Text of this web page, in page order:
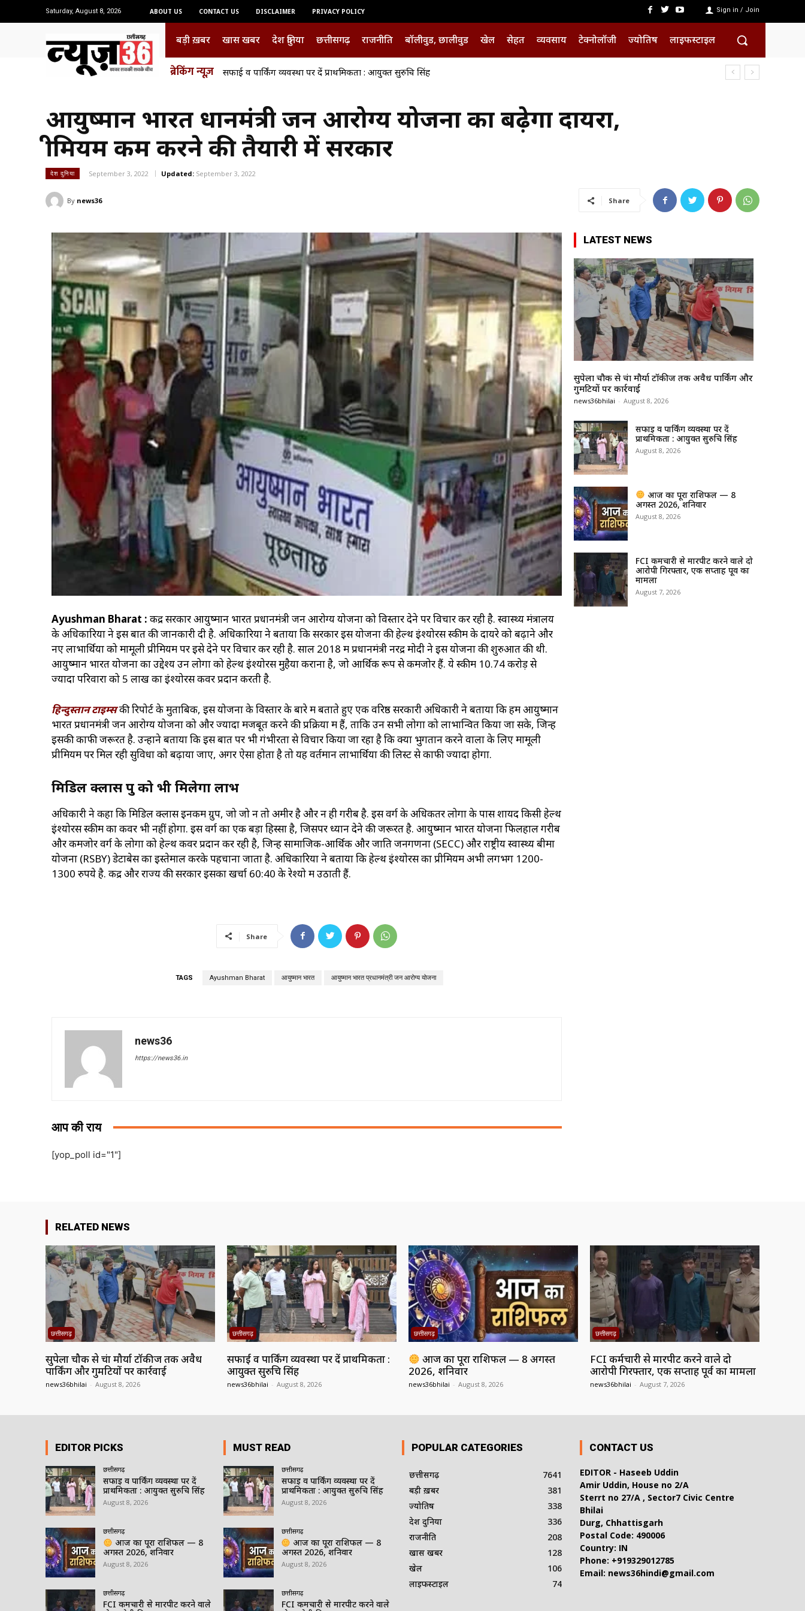
Saturday, August 8, 2026 ABOUT US CONTACT US DISCLAIMER PRIVACY POLICY Sign in / Join
बड़ी ख़बर खास खबर देश दुनिया छत्तीसगढ़ राजनीति बॉलीवुड, छालीवुड खेल सेहत व्यवसाय टेक्नोलॉजी ज्योतिष लाइफस्टाइल
ब्रेकिंग न्यूज़ आज का पूरा राशिफल — 8 अगस्त 2026, शनिवार
आयुष्मान भारत प्रधानमंत्री जन आरोग्य योजना का बढ़ेगा दायरा,
प्रीमियम कम करने की तैयारी में सरकार
देश दुनिया September 3, 2022 Updated: September 3, 2022
By news36 Share
Ayushman Bharat : केंद्र सरकार आयुष्मान भारत प्रधानमंत्री जन आरोग्य योजना को विस्तार देने पर विचार कर रही है. स्वास्थ्य मंत्रालय
के अधिकारियों ने इस बात की जानकारी दी है. अधिकारियों ने बताया कि सरकार इस योजना की हेल्थ इंश्योरेंस स्कीम के दायरे को बढ़ाने और
नए लाभार्थियों को मामूली प्रीमियम पर इसे देने पर विचार कर रही है. साल 2018 में प्रधानमंत्री नरेंद्र मोदी ने इस योजना की शुरुआत की थी.
आयुष्मान भारत योजना का उद्देश्य उन लोगों को हेल्थ इंश्योरेंस मुहैया कराना है, जो आर्थिक रूप से कमजोर हैं. ये स्कीम 10.74 करोड़ से
ज्यादा परिवारों को 5 लाख का इंश्योरेंस कवर प्रदान करती है.
हिन्दुस्तान टाइम्सकी रिपोर्ट के मुताबिक, इस योजना के विस्तार के बारे में बताते हुए एक वरिष्ठ सरकारी अधिकारी ने बताया कि हम आयुष्मान
भारत प्रधानमंत्री जन आरोग्य योजना को और ज्यादा मजबूत करने की प्रक्रिया में हैं, ताकि उन सभी लोगों को लाभान्वित किया जा सके, जिन्हें
इसकी काफी जरूरत है. उन्होंने बताया कि इस बात पर भी गंभीरता से विचार किया जा रहा है कि क्या भुगतान करने वालों के लिए मामूली
प्रीमियम पर मिल रही सुविधा को बढ़ाया जाए, अगर ऐसा होता है तो यह वर्तमान लाभार्थियों की लिस्ट से काफी ज्यादा होगा.
मिडिल क्लास ग्रुप को भी मिलेगा लाभ
अधिकारी ने कहा कि मिडिल क्लास इनकम ग्रुप, जो जो न तो अमीर है और न ही गरीब है. इस वर्ग के अधिकतर लोगों के पास शायद किसी हेल्थ
इंश्योरेंस स्कीम का कवर भी नहीं होगा. इस वर्ग का एक बड़ा हिस्सा है, जिसपर ध्यान देने की जरूरत है. आयुष्मान भारत योजना फिलहाल गरीब
और कमजोर वर्ग के लोगों को हेल्थ कवर प्रदान कर रही है, जिन्हें सामाजिक-आर्थिक और जाति जनगणना (SECC) और राष्ट्रीय स्वास्थ्य बीमा
योजना (RSBY) डेटाबेस का इस्तेमाल करके पहचाना जाता है. अधिकारियों ने बताया कि हेल्थ इंश्योरेंस का प्रीमियम अभी लगभग 1200-
1300 रुपये है. केंद्र और राज्य की सरकारें इसका खर्चा 60:40 के रेश्यो में उठाती हैं.
Share
TAGS Ayushman Bharat आयुष्मान भारत आयुष्मान भारत प्रधानमंत्री जन आरोग्य योजना
news36
https://news36.in
आप की राय
[yop_poll id="1"]
LATEST NEWS
सुपेला चौक से चंद्रा मौर्या टॉकीज तक अवैध पार्किंग और
गुमटियों पर कार्रवाई
news36bhilai - August 8, 2026
सफाई व पार्किंग व्यवस्था पर दें
प्राथमिकता : आयुक्त सुरुचि सिंह
August 8, 2026
आज का पूरा राशिफल — 8
अगस्त 2026, शनिवार
August 8, 2026
FCI कर्मचारी से मारपीट करने वाले दो
आरोपी गिरफ्तार, एक सप्ताह पूर्व का
मामला
August 7, 2026
RELATED NEWS
छत्तीसगढ़
सुपेला चौक से चंद्रा मौर्या टॉकीज तक अवैध
पार्किंग और गुमटियों पर कार्रवाई
news36bhilai - August 8, 2026
छत्तीसगढ़
सफाई व पार्किंग व्यवस्था पर दें प्राथमिकता :
आयुक्त सुरुचि सिंह
news36bhilai - August 8, 2026
छत्तीसगढ़
आज का पूरा राशिफल — 8 अगस्त
2026, शनिवार
news36bhilai - August 8, 2026
छत्तीसगढ़
FCI कर्मचारी से मारपीट करने वाले दो
आरोपी गिरफ्तार, एक सप्ताह पूर्व का मामला
news36bhilai - August 7, 2026
EDITOR PICKS
छत्तीसगढ़
सफाई व पार्किंग व्यवस्था पर दें
प्राथमिकता : आयुक्त सुरुचि सिंह
August 8, 2026
छत्तीसगढ़
आज का पूरा राशिफल — 8
अगस्त 2026, शनिवार
August 8, 2026
छत्तीसगढ़
FCI कर्मचारी से मारपीट करने वाले
MUST READ
छत्तीसगढ़
सफाई व पार्किंग व्यवस्था पर दें
प्राथमिकता : आयुक्त सुरुचि सिंह
August 8, 2026
छत्तीसगढ़
आज का पूरा राशिफल — 8
अगस्त 2026, शनिवार
August 8, 2026
छत्तीसगढ़
FCI कर्मचारी से मारपीट करने वाले
POPULAR CATEGORIES
छत्तीसगढ़
7641
बड़ी ख़बर
381
ज्योतिष
338
देश दुनिया
336
राजनीति
208
खास खबर
128
खेल
106
लाइफस्टाइल
74
CONTACT US
EDITOR - Haseeb Uddin
Amir Uddin, House no 2/A
Sterrt no 27/A , Sector7 Civic Centre
Bhilai
Durg, Chhattisgarh
Postal Code: 490006
Country: IN
Phone: +919329012785
Email: news36hindi@gmail.com